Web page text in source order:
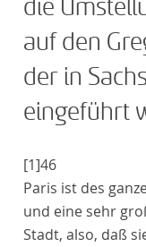
die
auf den
der in
eingeführt
[1]46
Paris ist des
und eine sehr
Stadt, also, daß